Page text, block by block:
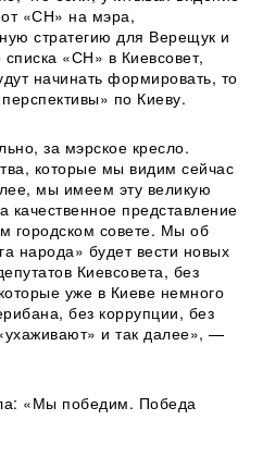
«СН» на мэра,
стратегию для Верещук и
списка «СН» в Киевсовет,
начинать формировать, то
по Киеву.
за мэрское кресло.
которые мы видим сейчас
мы имеем эту великую
представление
городском совете. Мы об
народа» будет вести новых
Киевсовета, без
уже в Киеве немного
без коррупции, без
и так далее», —
«Мы победим. Победа